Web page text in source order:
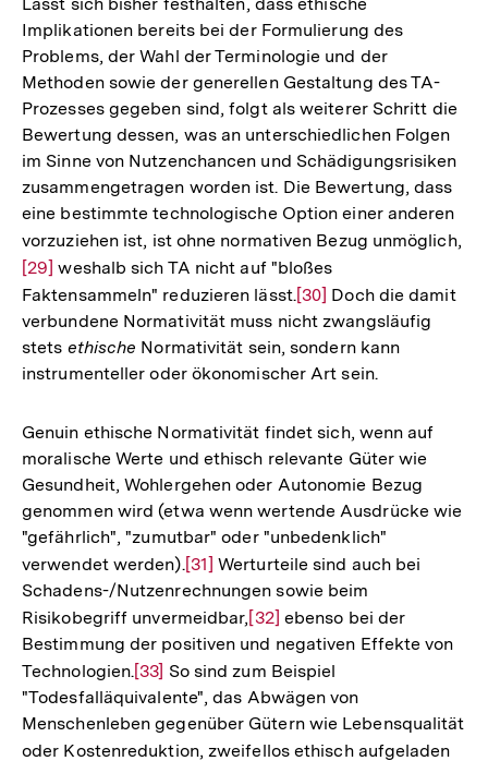
Implikationen bereits bei der Formulierung des
Problems, der Wahl der Terminologie und der
Methoden sowie der generellen Gestaltung des TA-
Prozesses gegeben sind, folgt als weiterer Schritt die
Bewertung dessen, was an unterschiedlichen Folgen
im Sinne von Nutzenchancen und Schädigungsrisiken
zusammengetragen worden ist. Die Bewertung, dass
eine bestimmte technologische Option einer anderen
vorzuziehen ist, ist ohne normativen Bezug unmöglich,
[29] weshalb sich TA nicht auf "bloßes
Faktensammeln" reduzieren lässt.Zur
Auflösung
der
Fußnote
[30] Doch die damit
verbundene Normativität muss nicht zwangsläufig
stets ethische Normativität sein, sondern kann
instrumenteller oder ökonomischer Art sein.
Genuin ethische Normativität findet sich, wenn auf
moralische Werte und ethisch relevante Güter wie
Gesundheit, Wohlergehen oder Autonomie Bezug
genommen wird (etwa wenn wertende Ausdrücke wie
"gefährlich", "zumutbar" oder "unbedenklich"
verwendet werden).Zur
Auflösung
der
Fußnote
[31] Werturteile sind auch bei
Schadens-/Nutzenrechnungen sowie beim
Risikobegriff unvermeidbar,Zur
Auflösung
der
Fußnote
[32] ebenso bei der
Bestimmung der positiven und negativen Effekte von
Technologien.Zur
Auflösung
der
Fußnote
[33] So sind zum Beispiel
"Todesfalläquivalente", das Abwägen von
Menschenleben gegenüber Gütern wie Lebensqualität
oder Kostenreduktion, zweifellos ethisch aufgeladen